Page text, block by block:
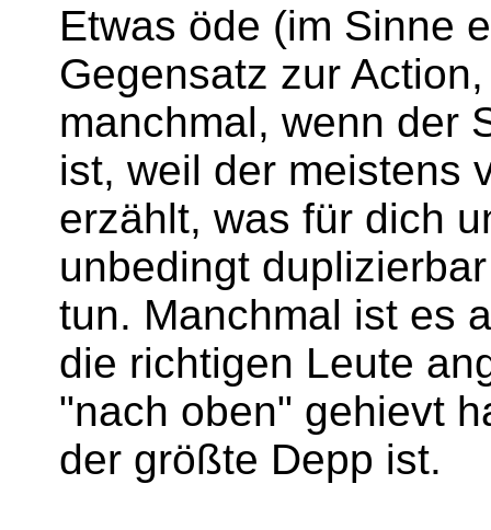
Etwas öde (im Sinne
Gegensatz zur
manchmal, wenn der
ist, weil der meistens
erzählt, was für dich
unbedingt
tun. Manchmal ist es
die richtigen Leute
"nach oben" gehievt
der größte Depp ist.